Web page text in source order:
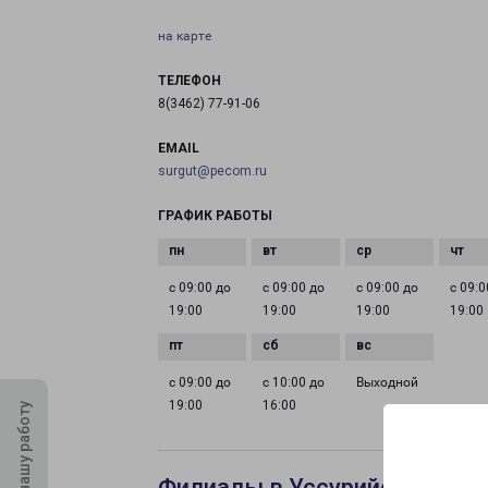
на карте
ТЕЛЕФОН
8(3462) 77-91-06
EMAIL
surgut@pecom.ru
ГРАФИК РАБОТЫ
с 09:00 до
19:00
с 09:00 до
19:00
с 09:00 до
19:00
с
19:00
с 09:00 до
19:00
с 10:00 до
16:00
Выходной